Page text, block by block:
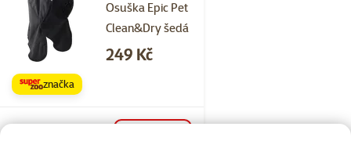
Osuška Epic Pet
Clean&Dry šedá
Cena
249 Kč
značka